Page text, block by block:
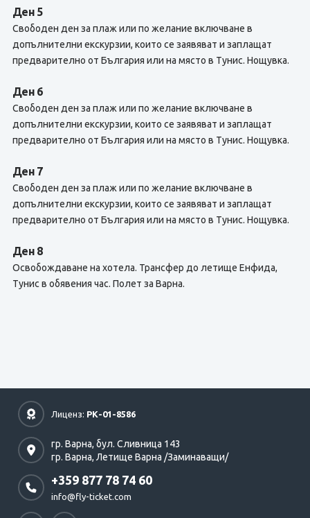
Ден 5
Свободен ден за плаж или по желание включване в
допълнителни екскурзии, които се заявяват и заплащат
предварително от България или на място в Тунис. Нощувка.
Ден 6
Свободен ден за плаж или по желание включване в
допълнителни екскурзии, които се заявяват и заплащат
предварително от България или на място в Тунис. Нощувка.
Ден 7
Свободен ден за плаж или по желание включване в
допълнителни екскурзии, които се заявяват и заплащат
предварително от България или на място в Тунис. Нощувка.
Ден 8
Освобождаване на хотела. Трансфер до летище Енфида,
Тунис в обявения час. Полет за Варна.
Лиценз: РК-01-8586
гр. Варна, бул. Сливница 143
гр. Варна, Летище Варна /Заминаващи/
+359 877 78 74 60
info@fly-ticket.com